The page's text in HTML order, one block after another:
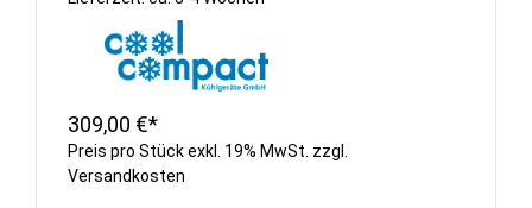
309,00 €*
Preis pro Stück exkl. 19% MwSt. zzgl.
Versandkosten